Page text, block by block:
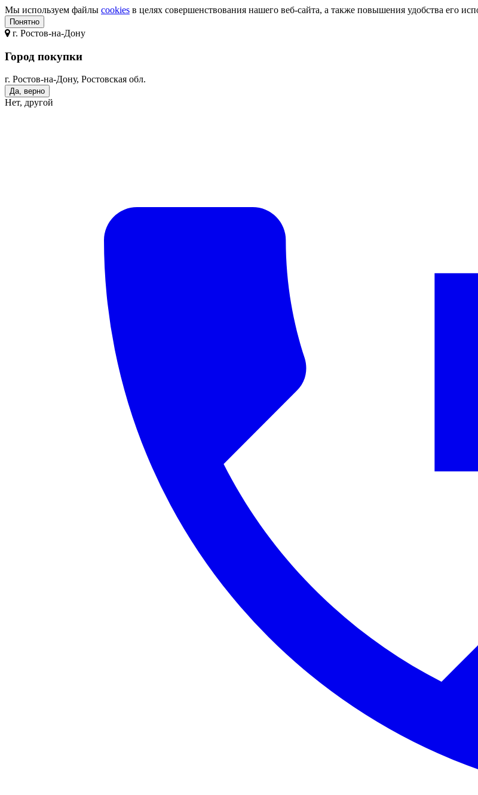
Мы используем файлы cookies в целях совершенствования нашего веб-сайта, а также повышения удобства его
Понятно
г. Ростов-на-Дону
Город покупки
г. Ростов-на-Дону, Ростовская обл.
Да, верно
Нет, другой